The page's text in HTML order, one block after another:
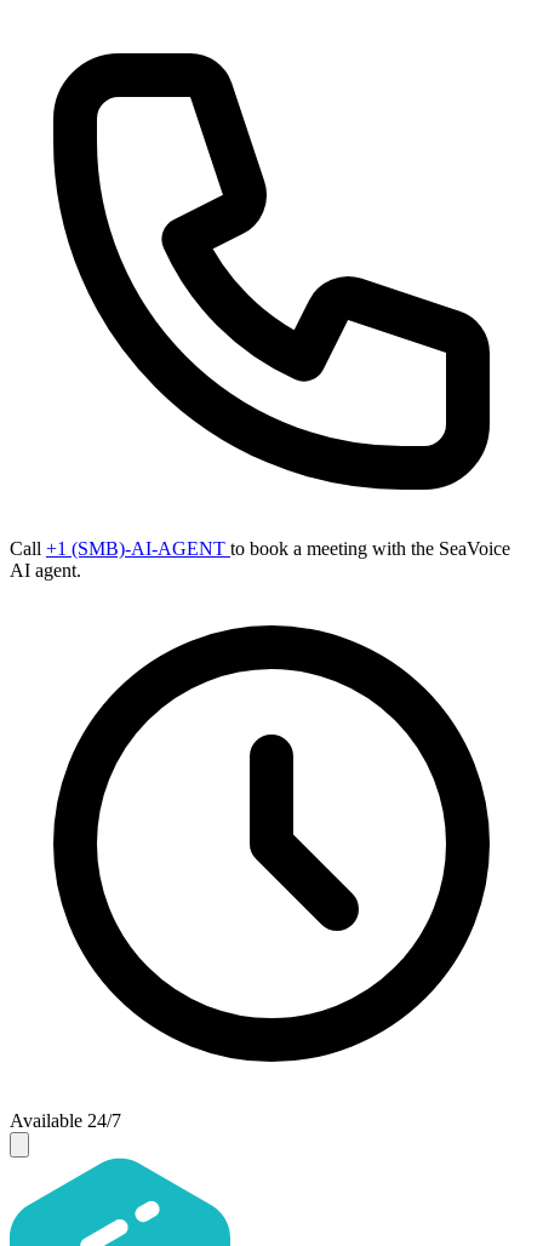
Call +1 (SMB)-AI-AGENT to book a meeting with the SeaVoice
AI agent.
Available 24/7